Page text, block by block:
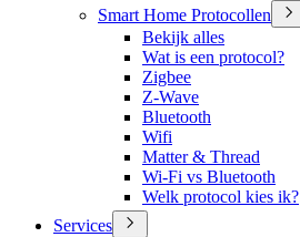
Smart Home Protocollen
Bekijk alles
Wat is een protocol?
Zigbee
Z-Wave
Bluetooth
Wifi
Matter & Thread
Wi-Fi vs Bluetooth
Welk protocol kies ik?
Services